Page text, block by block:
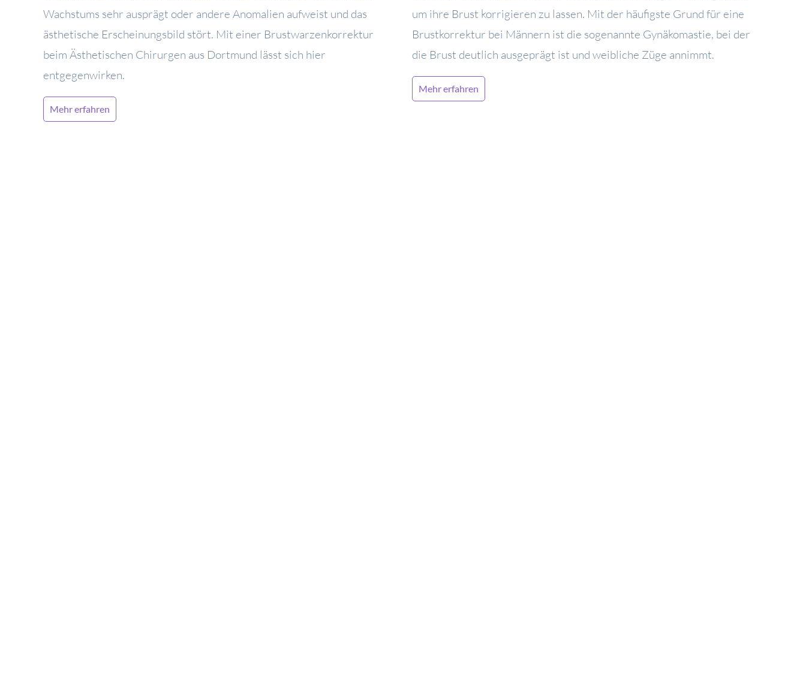
Wachstums sehr ausprägt oder andere Anomalien aufweist und das
ästhetische Erscheinungsbild stört. Mit einer Brustwarzenkorrektur
beim Ästhetischen Chirurgen aus Dortmund lässt sich hier
entgegenwirken.
Mehr erfahren
um ihre Brust korrigieren zu lassen. Mit der häufigste Grund für eine
Brustkorrektur bei Männern ist die sogenannte Gynäkomastie, bei der
die Brust deutlich ausgeprägt ist und weibliche Züge annimmt.
Mehr erfahren